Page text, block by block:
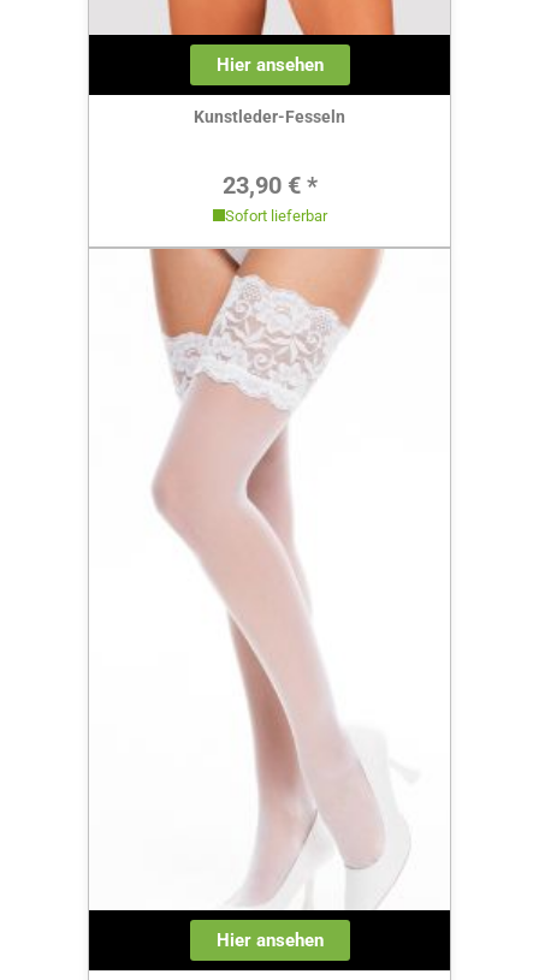
Hier ansehen
Kunstleder-Fesseln
Regulärer Preis:
23,90 € *
Sofort lieferbar
Hier ansehen